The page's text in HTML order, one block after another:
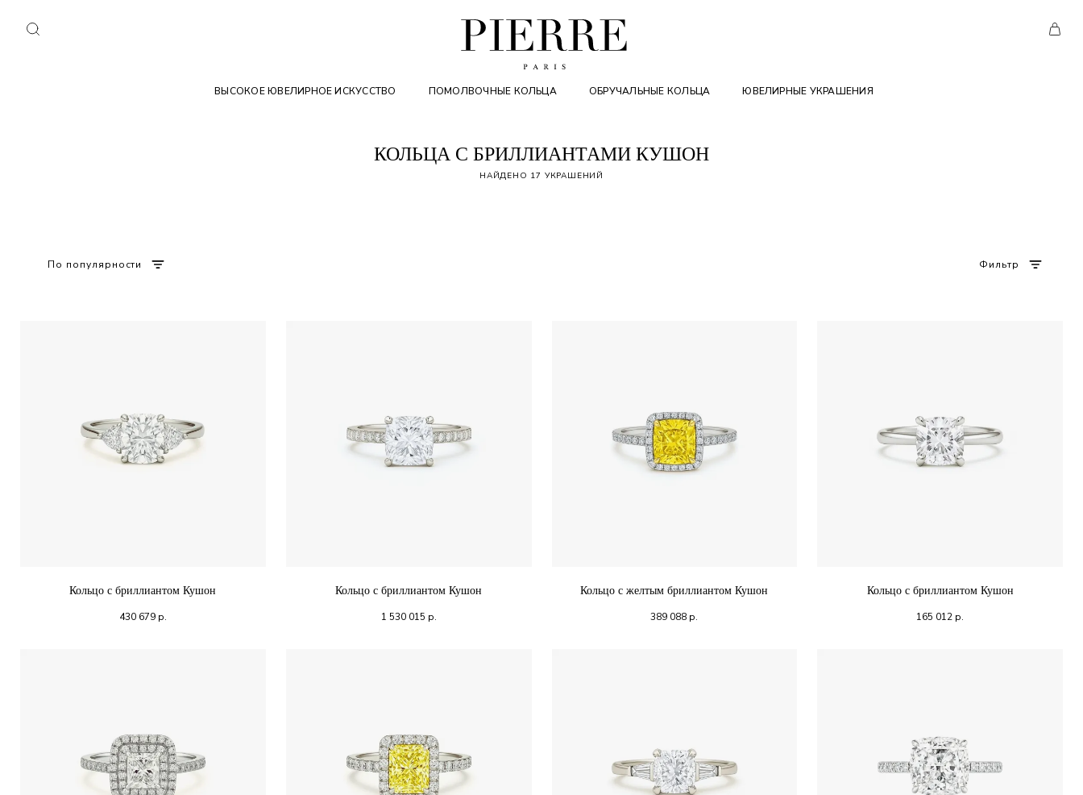
ВЫСОКОЕ ЮВЕЛИРНОЕ ИСКУССТВО ПОМОЛВОЧНЫЕ КОЛЬЦА ОБРУЧАЛЬНЫЕ КОЛЬЦА ЮВЕЛИРНЫЕ УКРАШЕНИЯ
КОЛЬЦА С БРИЛЛИАНТАМИ КУШОН
НАЙДЕНО 17 УКРАШЕНИЙ
Фильтр
По популярности
Кольцо с бриллиантом Кушон
430 679р.
Кольцо с бриллиантом Кушон
1 530 015 р.
Кольцо с желтым бриллиантом Кушон
389 088 р.
Кольцо с бриллиантом Кушон
165 012 р.